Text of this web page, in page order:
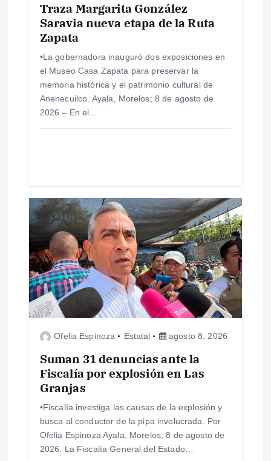
a
s
Traza Margarita González
Saravia nueva etapa de la Ruta
Zapata
•La gobernadora inauguró dos exposiciones en
el Museo Casa Zapata para preservar la
memoria histórica y el patrimonio cultural de
Anenecuilco. Ayala, Morelos; 8 de agosto de
2026.– En el…
Ofelia Espinoza Estatal agosto 8, 2026
Suman 31 denuncias ante la
Fiscalía por explosión en Las
Granjas
•Fiscalía investiga las causas de la explosión y
busca al conductor de la pipa involucrada. Por
Ofelia Espinoza Ayala, Morelos; 8 de agosto de
2026. La Fiscalía General del Estado…